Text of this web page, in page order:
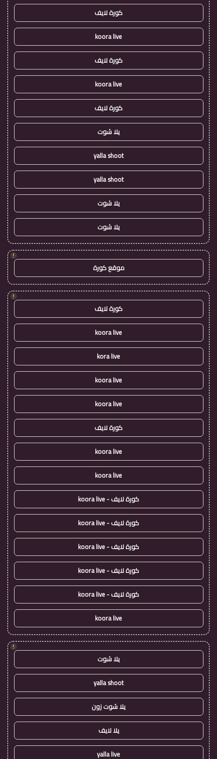
كورة لايف
koora live
كورة لايف
koora live
كورة لايف
يلا شوت
yalla shoot
yalla shoot
يلا شوت
يلا شوت
!
موقع كورة
!
كورة لايف
koora live
kora live
koora live
koora live
كورة لايف
koora live
koora live
كورة لايف - koora live
كورة لايف - koora live
كورة لايف - koora live
كورة لايف - koora live
كورة لايف - koora live
koora live
!
يلا شوت
yalla shoot
يلا شوت زون
يلا لايف
yalla live